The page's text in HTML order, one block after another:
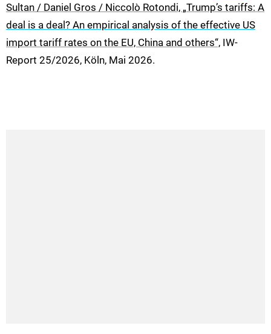
Sultan / Daniel Gros / Niccolò Rotondi, „Trump’s tariffs: A
deal is a deal? An empirical analysis of the effective US
import tariff rates on the EU, China and others“, IW-
Report 25/2026, Köln, Mai 2026.